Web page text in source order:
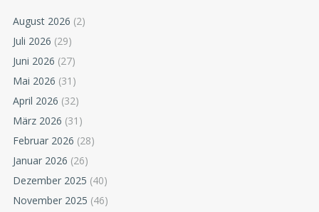
August 2026 (2)
Juli 2026 (29)
Juni 2026 (27)
Mai 2026 (31)
April 2026 (32)
März 2026 (31)
Februar 2026 (28)
Januar 2026 (26)
Dezember 2025 (40)
November 2025 (46)